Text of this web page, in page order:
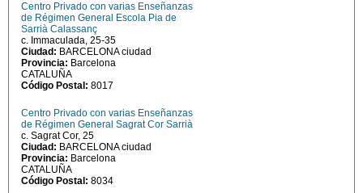
Centro Privado con varias Enseñanzas
de Régimen General Escola Pia de
Sarrià Calassanç
c. Immaculada, 25-35
Ciudad: BARCELONA ciudad
Provincia: Barcelona
CATALUÑA
Código Postal: 8017
Centro Privado con varias Enseñanzas
de Régimen General Sagrat Cor Sarrià
c. Sagrat Cor, 25
Ciudad: BARCELONA ciudad
Provincia: Barcelona
CATALUÑA
Código Postal: 8034